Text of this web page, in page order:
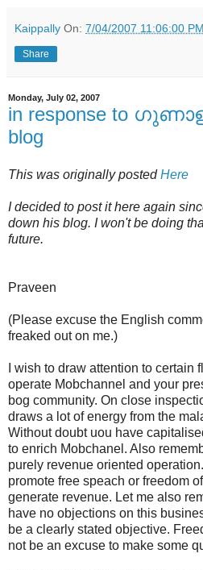
Kaippally On: 7/04/2007 11:06:00 PM
Share
Monday, July 02, 2007
in response to
blog
This was originally postedHere
I decided to post it here again
down his blog. I won't be doing
future.
Praveen
(Please excuse the English
freaked out on me.)
I wish to draw attention to certain
operate Mobchannel and your
bog community. On close
draws a lot of energy from the
Without doubt uou have
to enrich Mobchanel. Also
purely revenue oriented
promote free speach or freedom
generate revenue. Let me also
have no objections on this
be a clearly stated objective.
not be an excuse to make some